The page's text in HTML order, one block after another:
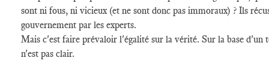
sont ni fous, ni vicieux (et ne sont donc pas immoraux) ? Ils
gouvernement par les experts.
Mais c'est faire prévaloir l'égalité sur la vérité. Sur la base d'un
n'est pas clair.